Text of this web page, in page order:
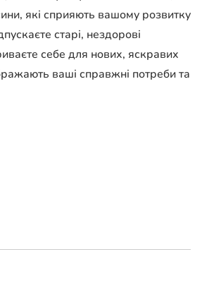
які сприяють вашому розвитку
старі, нездорові
себе для нових, яскравих
ваші справжні потреби та